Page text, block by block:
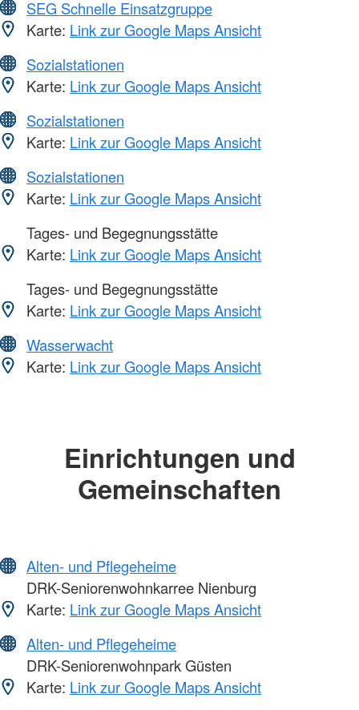
SEG Schnelle Einsatzgruppe
Karte: Link zur Google Maps Ansicht
Sozialstationen
Karte: Link zur Google Maps Ansicht
Sozialstationen
Karte: Link zur Google Maps Ansicht
Sozialstationen
Karte: Link zur Google Maps Ansicht
Tages- und Begegnungsstätte
Karte: Link zur Google Maps Ansicht
Tages- und Begegnungsstätte
Karte: Link zur Google Maps Ansicht
Wasserwacht
Karte: Link zur Google Maps Ansicht
Einrichtungen und
Gemeinschaften
Alten- und Pflegeheime
DRK-Seniorenwohnkarree Nienburg
Karte: Link zur Google Maps Ansicht
Alten- und Pflegeheime
DRK-Seniorenwohnpark Güsten
Karte: Link zur Google Maps Ansicht